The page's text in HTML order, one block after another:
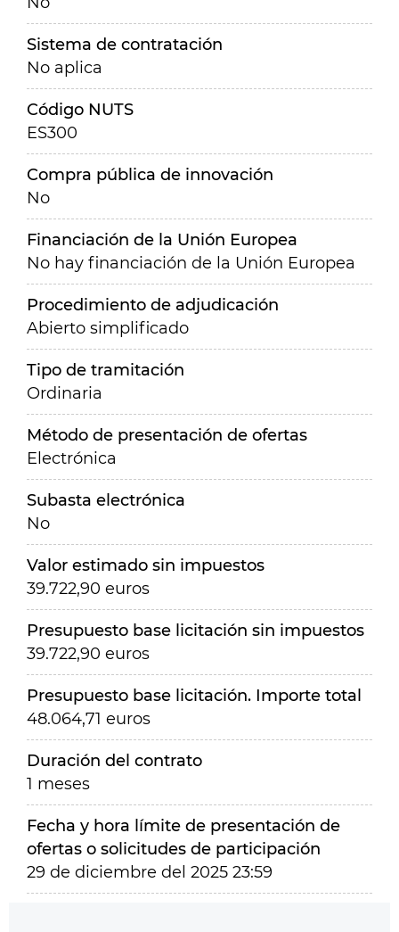
Sistema de contratación
No aplica
Código NUTS
ES300
Compra pública de innovación
No
Financiación de la Unión Europea
No hay financiación de la Unión Europea
Procedimiento de adjudicación
Abierto simplificado
Tipo de tramitación
Ordinaria
Método de presentación de ofertas
Electrónica
Subasta electrónica
No
Valor estimado sin impuestos
39.722,90 euros
Presupuesto base licitación sin impuestos
39.722,90 euros
Presupuesto base licitación. Importe total
48.064,71 euros
Duración del contrato
1 meses
Fecha y hora límite de presentación de
ofertas o solicitudes de participación
29 de diciembre del 2025 23:59